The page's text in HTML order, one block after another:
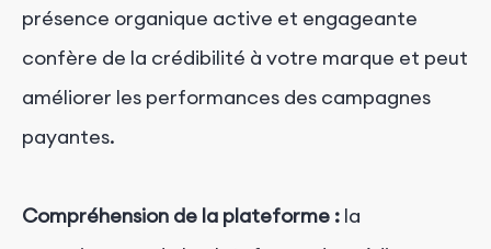
présence organique active et engageante
confère de la crédibilité à votre marque et peut
améliorer les performances des campagnes
payantes.
Compréhension de la plateforme : la